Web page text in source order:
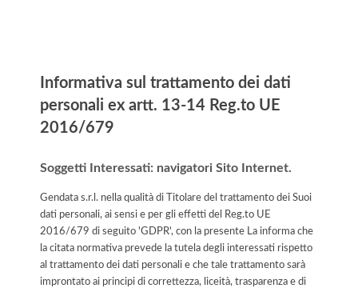
Informativa sul trattamento dei dati
personali ex artt. 13-14 Reg.to UE
2016/679
Soggetti Interessati: navigatori Sito Internet.
Gendata s.r.l. nella qualità di Titolare del trattamento dei Suoi
dati personali, ai sensi e per gli effetti del Reg.to UE
2016/679 di seguito 'GDPR', con la presente La informa che
la citata normativa prevede la tutela degli interessati rispetto
al trattamento dei dati personali e che tale trattamento sarà
improntato ai principi di correttezza, liceità, trasparenza e di